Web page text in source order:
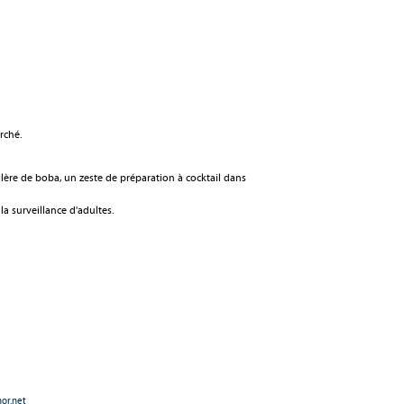
de boba, un zeste de préparation à cocktail dans
surveillance d'adultes.